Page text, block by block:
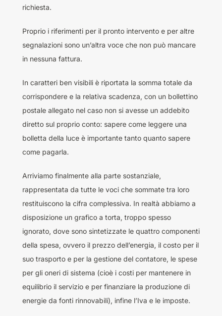
richiesta.
Proprio i riferimenti per il pronto intervento e per altre
segnalazioni sono un’altra voce che non può mancare
in nessuna fattura.
In caratteri ben visibili è riportata la somma totale da
corrispondere e la relativa scadenza, con un bollettino
postale allegato nel caso non si avesse un addebito
diretto sul proprio conto: sapere come leggere una
bolletta della luce è importante tanto quanto sapere
come pagarla.
Arriviamo finalmente alla parte sostanziale,
rappresentata da tutte le voci che sommate tra loro
restituiscono la cifra complessiva. In realtà abbiamo a
disposizione un grafico a torta, troppo spesso
ignorato, dove sono sintetizzate le quattro componenti
della spesa, ovvero il prezzo dell’energia, il costo per il
suo trasporto e per la gestione del contatore, le spese
per gli oneri di sistema (cioè i costi per mantenere in
equilibrio il servizio e per finanziare la produzione di
energie da fonti rinnovabili), infine l’Iva e le imposte.